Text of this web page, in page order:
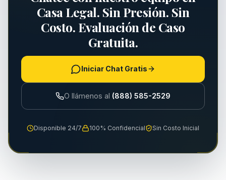
Lesiones Personales
Casa Legal. Sin Presión. Sin
Costo. Evaluación de Caso
Gratuita.
Iniciar Chat Gratis
O llámenos al (888) 585-2529
Disponible 24/7 100% Confidencial Sin Costo Inicial